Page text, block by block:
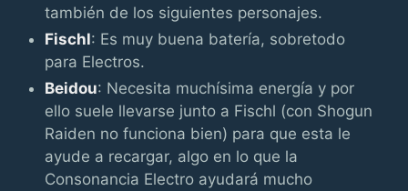
también de los siguientes personajes.
Fischl: Es muy buena batería, sobretodo
para Electros.
Beidou: Necesita muchísima energía y por
ello suele llevarse junto a Fischl (con Shogun
Raiden no funciona bien) para que esta le
ayude a recargar, algo en lo que la
Consonancia Electro ayudará mucho